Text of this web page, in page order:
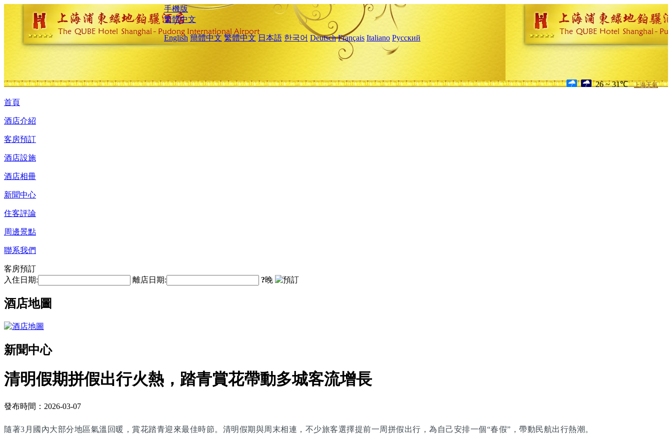
手機版
繁體中文
English 簡體中文 繁體中文 日本語 한국어 Deutsch Français Italiano Русский
26 ~ 31℃ 上海天氣
首頁
酒店介紹
客房預訂
酒店設施
酒店相冊
新聞中心
住客評論
周邊景點
聯系我們
客房預訂
入住日期:
離店日期: ?晚
酒店地圖
新聞中心
清明假期拼假出行火熱，踏青賞花帶動多城客流增長
發布時間：2026-03-07
隨著3月國內大部分地區氣溫回暖，賞花踏青迎來最佳時節。清明假期與周末相連，不少旅客選擇提前一周拼假出行，為自己安排一個“春假”，帶動民航出行熱潮。